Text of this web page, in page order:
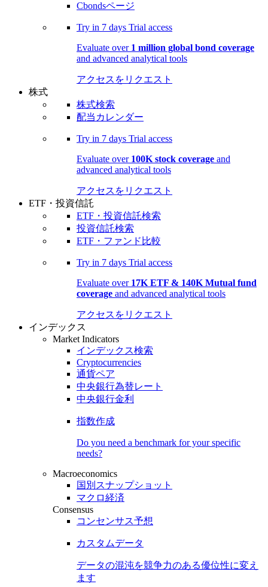
Cbondsページ
Try in 7 days Trial access
Evaluate over 1 million global bond coverage
and advanced analytical tools
アクセスをリクエスト
株式
株式検索
配当カレンダー
Try in 7 days Trial access
Evaluate over 100K stock coverage and
advanced analytical tools
アクセスをリクエスト
ETF・投資信託
ETF・投資信託検索
投資信託検索
ETF・ファンド比較
Try in 7 days Trial access
Evaluate over 17K ETF & 140K Mutual fund
coverage and advanced analytical tools
アクセスをリクエスト
インデックス
Market Indicators
インデックス検索
Cryptocurrencies
通貨ペア
中央銀行為替レート
中央銀行金利
指数作成
Do you need a benchmark for your specific
needs?
Macroeconomics
国別スナップショット
マクロ経済
Consensus
コンセンサス予想
カスタムデータ
データの混沌を競争力のある優位性に変え
ます